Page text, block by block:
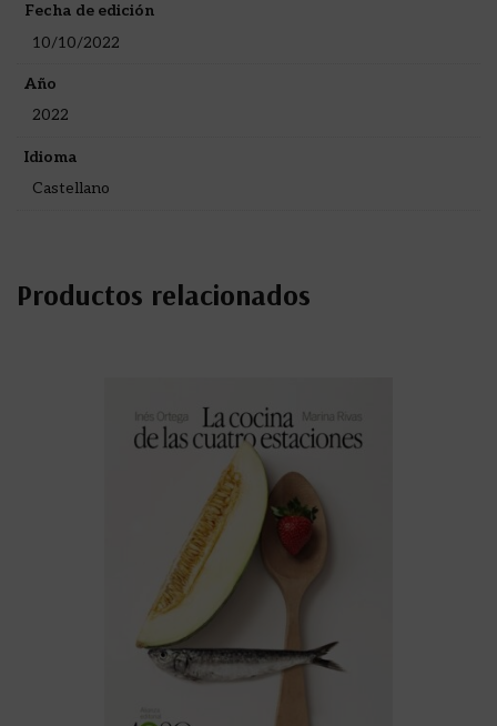
Fecha de edición
10/10/2022
Año
2022
Idioma
Castellano
Productos relacionados